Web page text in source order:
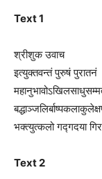
Text 1
श्रीशुक उवाच
इत्युक्तवन्तं पुरुषं पुरातनं
भक्त्युत्कलो गद्गदया
Text 2